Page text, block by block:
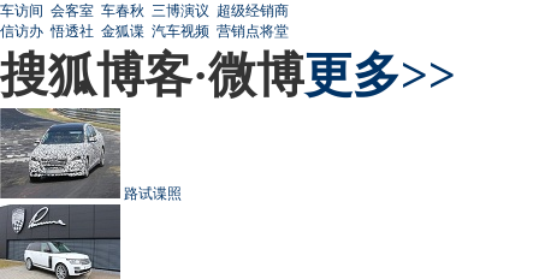
车访间 会客室 车春秋 三博演议 超级经销商
信访办 悟透社 金狐谍 汽车视频 营销点将堂
搜狐博客·微博更多>>
路试谍照